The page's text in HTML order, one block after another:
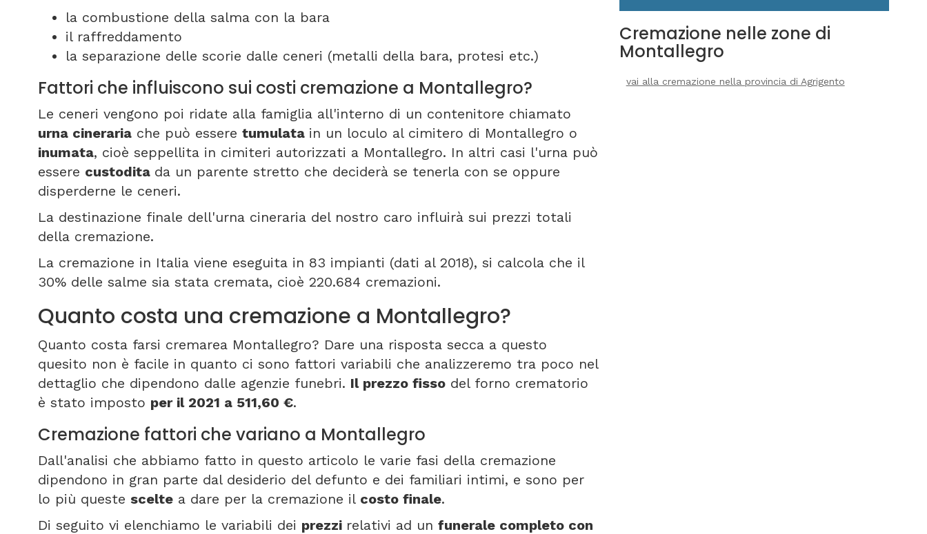
la combustione della salma con la bara
il raffreddamento
la separazione delle scorie dalle ceneri (metalli della bara, protesi etc.)
Fattori che influiscono sui costi cremazione a Montallegro?
Le ceneri vengono poi ridate alla famiglia all'interno di un contenitore chiamato
urna cineraria che può essere tumulata in un loculo al cimitero di Montallegro o
inumata, cioè seppellita in cimiteri autorizzati a Montallegro. In altri casi l'urna può
essere custodita da un parente stretto che deciderà se tenerla con se oppure
disperderne le ceneri.
La destinazione finale dell'urna cineraria del nostro caro influirà sui prezzi totali
della cremazione.
La cremazione in Italia viene eseguita in 83 impianti (dati al 2018), si calcola che il
30% delle salme sia stata cremata, cioè 220.684 cremazioni.
Quanto costa una cremazione a Montallegro?
Quanto costa farsi cremarea Montallegro? Dare una risposta secca a questo
quesito non è facile in quanto ci sono fattori variabili che analizzeremo tra poco nel
dettaglio che dipendono dalle agenzie funebri. Il prezzo fisso del forno crematorio
è stato imposto per il 2021 a 511,60 €.
Cremazione fattori che variano a Montallegro
Dall'analisi che abbiamo fatto in questo articolo le varie fasi della cremazione
dipendono in gran parte dal desiderio del defunto e dei familiari intimi, e sono per
lo più queste scelte a dare per la cremazione il costo finale.
Di seguito vi elenchiamo le variabili dei prezzi relativi ad un funerale completo con
Cremazione nelle zone di
Montallegro
vai alla cremazione nella provincia di Agrigento